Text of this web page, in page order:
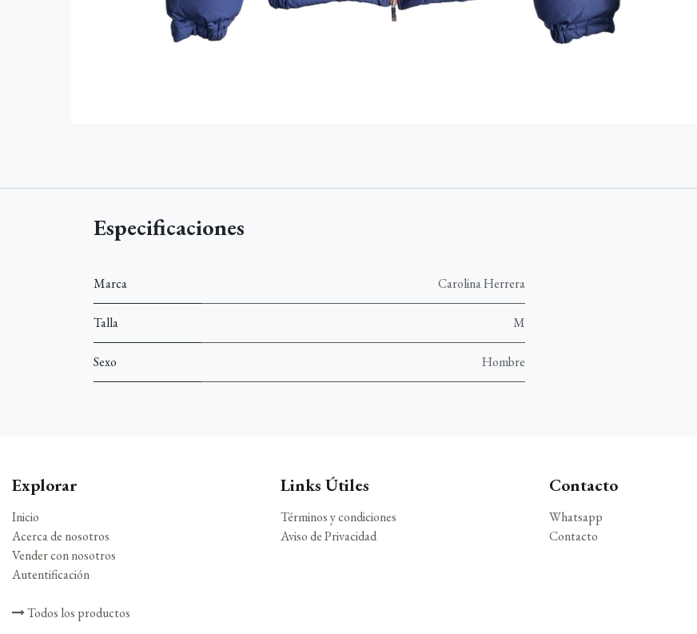
Especificaciones
Marca Carolina Herrera
Talla M
Sexo Hombre
Explorar
Inicio
Acerca de nosotros
Vender con nosotros
Autentificación
Todos los productos
Links Útiles
Términos y condiciones
Aviso de Privacidad
Contacto
Whatsapp
Contacto